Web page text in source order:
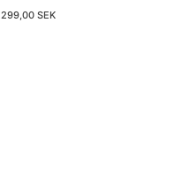
299,00 SEK